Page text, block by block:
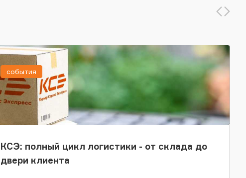
КСЭ: полный цикл логистики - от склада до
двери клиента
события